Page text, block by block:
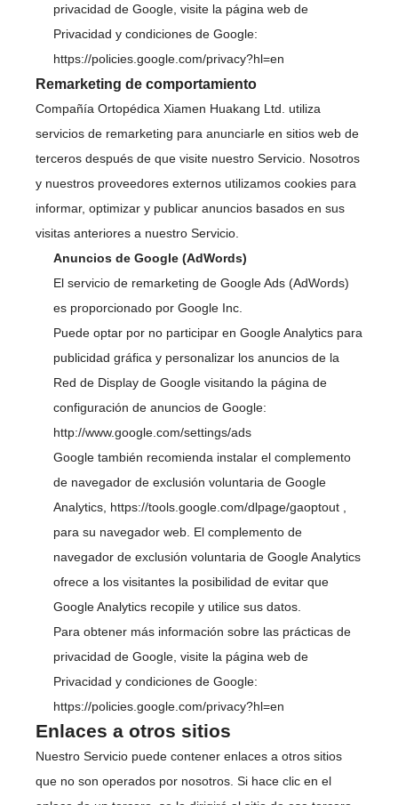
privacidad de Google, visite la página web de
Privacidad y condiciones de Google:
https://policies.google.com/privacy?hl=en
Remarketing de comportamiento
Compañía Ortopédica Xiamen Huakang Ltd. utiliza
servicios de remarketing para anunciarle en sitios web de
terceros después de que visite nuestro Servicio. Nosotros
y nuestros proveedores externos utilizamos cookies para
informar, optimizar y publicar anuncios basados en sus
visitas anteriores a nuestro Servicio.
Anuncios de Google (AdWords)
El servicio de remarketing de Google Ads (AdWords)
es proporcionado por Google Inc.
Puede optar por no participar en Google Analytics para
publicidad gráfica y personalizar los anuncios de la
Red de Display de Google visitando la página de
configuración de anuncios de Google:
http://www.google.com/settings/ads
Google también recomienda instalar el complemento
de navegador de exclusión voluntaria de Google
Analytics, https://tools.google.com/dlpage/gaoptout
para su navegador web. El complemento de
navegador de exclusión voluntaria de Google Analytics
ofrece a los visitantes la posibilidad de evitar que
Google Analytics recopile y utilice sus datos.
Para obtener más información sobre las prácticas de
privacidad de Google, visite la página web de
Privacidad y condiciones de Google:
https://policies.google.com/privacy?hl=en
Enlaces a otros sitios
Nuestro Servicio puede contener enlaces a otros sitios
que no son operados por nosotros. Si hace clic en el